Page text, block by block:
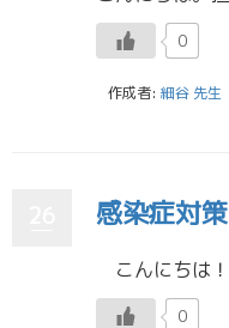
0
作成者: 細谷 先生
感染症対策
0